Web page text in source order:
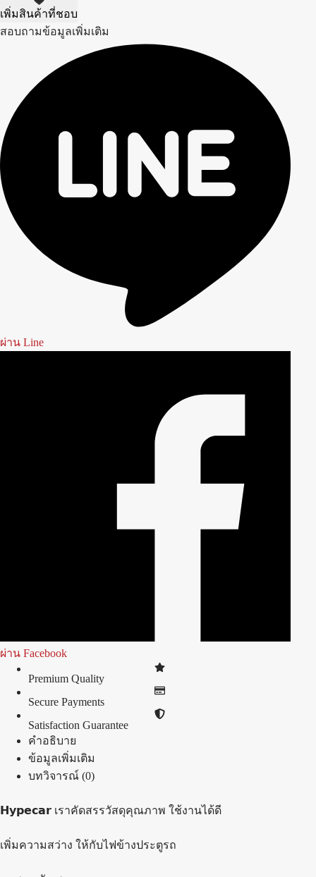
Ludicrous
Tesla
official
model3/3Highland/Y/Yjuniper/YL
เพิ่มสินค้าที่ชอบ
สอบถามข้อมูลเพิ่มเติม
ผ่าน Line
ผ่าน Facebook
Premium Quality
Secure Payments
Satisfaction Guarantee
คำอธิบาย
ข้อมูลเพิ่มเติม
บทวิจารณ์ (0)
𝗛𝘆𝗽𝗲𝗰𝗮𝗿 เราคัดสรรวัสดุคุณภาพ ใช้งานได้ดี
เพิ่มความสว่าง ให้กับไฟข้างประตูรถ